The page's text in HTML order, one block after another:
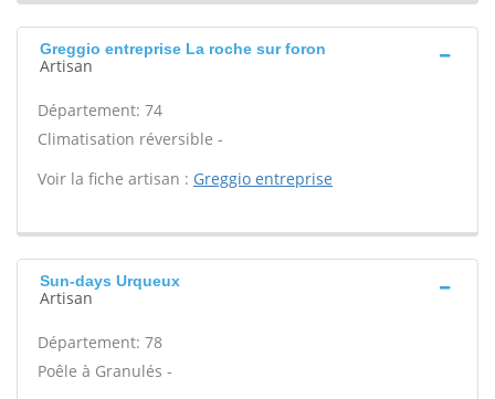
Greggio entreprise La roche sur foron
Artisan
Département: 74
Climatisation réversible -
Voir la fiche artisan : Greggio entreprise
Sun-days Urqueux
Artisan
Département: 78
Poêle à Granulés -